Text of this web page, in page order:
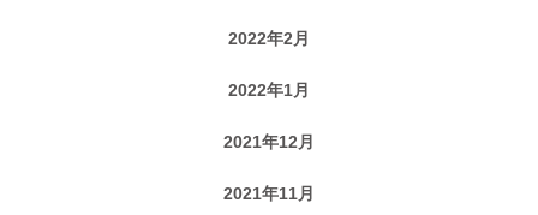
2022年2月
2022年1月
2021年12月
2021年11月